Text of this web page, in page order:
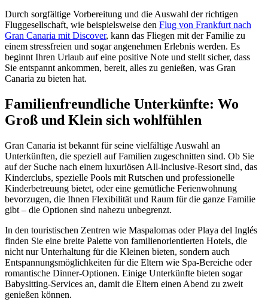
Durch sorgfältige Vorbereitung und die Auswahl der richtigen
Fluggesellschaft, wie beispielsweise den Flug von Frankfurt nach
Gran Canaria mit Discover, kann das Fliegen mit der Familie zu
einem stressfreien und sogar angenehmen Erlebnis werden. Es
beginnt Ihren Urlaub auf eine positive Note und stellt sicher, dass
Sie entspannt ankommen, bereit, alles zu genießen, was Gran
Canaria zu bieten hat.
Familienfreundliche Unterkünfte: Wo
Groß und Klein sich wohlfühlen
Gran Canaria ist bekannt für seine vielfältige Auswahl an
Unterkünften, die speziell auf Familien zugeschnitten sind. Ob Sie
auf der Suche nach einem luxuriösen All-inclusive-Resort sind, das
Kinderclubs, spezielle Pools mit Rutschen und professionelle
Kinderbetreuung bietet, oder eine gemütliche Ferienwohnung
bevorzugen, die Ihnen Flexibilität und Raum für die ganze Familie
gibt – die Optionen sind nahezu unbegrenzt.
In den touristischen Zentren wie Maspalomas oder Playa del Inglés
finden Sie eine breite Palette von familienorientierten Hotels, die
nicht nur Unterhaltung für die Kleinen bieten, sondern auch
Entspannungsmöglichkeiten für die Eltern wie Spa-Bereiche oder
romantische Dinner-Optionen. Einige Unterkünfte bieten sogar
Babysitting-Services an, damit die Eltern einen Abend zu zweit
genießen können.